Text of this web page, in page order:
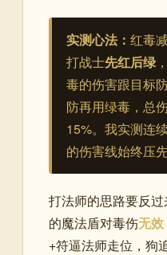
实测心法： 红毒
打战士先红后绿
毒的伤害跟目标
防再用绿毒，总
15%。我实测连
的伤害线始终压
打法师的思路要反
的魔法盾对毒伤无效
+符逼法师走位，狗